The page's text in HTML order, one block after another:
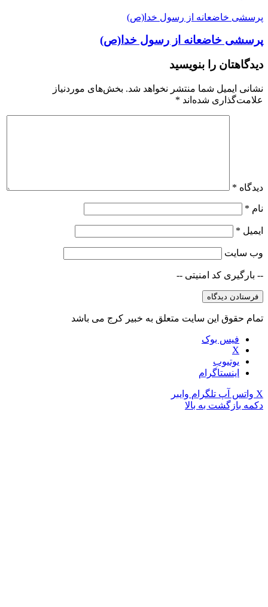
پرسشی خاضعانه از رسول خدا(ص)
پرسشی خاضعانه از رسول خدا(ص)
دیدگاهتان را بنویسید
نشانی ایمیل شما منتشر نخواهد شد. بخش‌های موردنیاز
علامت‌گذاری شده‌اند *
دیدگاه *
نام *
ایمیل *
وب‌ سایت
-- بارگیری کد امنیتی --
تمام حقوق این سایت متعلق به خبیر کرج می باشد
فیس بوک
X
یوتیوب
اینستاگرام
X واتس آپ تلگرام وایبر
دکمه بازگشت به بالا